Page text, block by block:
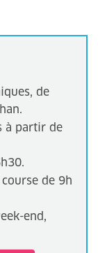
de
à partir de
de 9h
end,